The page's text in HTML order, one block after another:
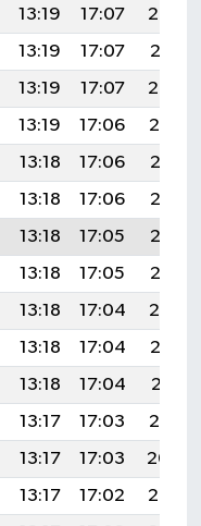
13:19 17:07
20:22
13:19 17:07
20:21
13:19 17:07
20:20
13:19 17:06
20:19
13:18 17:06
20:18
13:18 17:06
20:17
13:18 17:05
20:16
13:18 17:05
20:15
13:18 17:04
20:14
13:18 17:04
20:13
13:18 17:04
20:11
13:17 17:03
20:10
13:17 17:03
20:09
13:17 17:02
20:08